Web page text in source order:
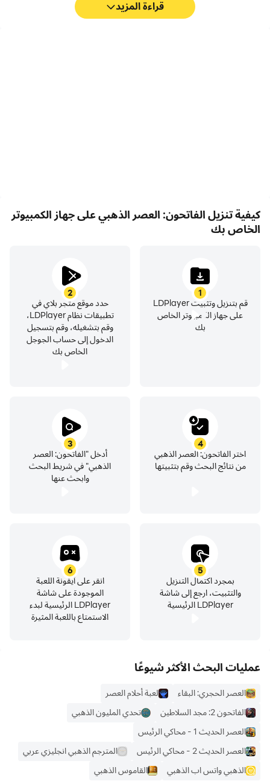
قراءة المزيد
كيفية تنزيل الفاتحون: العصر الذهبي على جهاز الكمبيوتر
الخاص بك
1
قم بتنزيل وتثبيت LDPlayer
على جهاز الكمبيوتر الخاص
بك
2
حدد موقع متجر بلاي في
تطبيقات نظام LDPlayer،
وقم بتشغيله، وقم بتسجيل
الدخول إلى حساب الجوجل
الخاص بك
3
أدخل "الفاتحون: العصر
الذهبي" في شريط البحث
وابحث عنها
4
اختر الفاتحون: العصر الذهبي
من نتائج البحث وقم بتثبيتها
5
بمجرد اكتمال التنزيل
والتثبيت، ارجع إلى شاشة
LDPlayer الرئيسية
6
انقر على أيقونة اللعبة
الموجودة على شاشة
LDPlayer الرئيسية لبدء
الاستمتاع باللعبة المثيرة
عمليات البحث الأكثر شيوعًا
العصر الحجري: البقاء
لعبة أحلام العصر
الفاتحون 2: مجد السلاطين
تحدي المليون الذهبي
العصر الحديث 1 - محاكي الرئيس
العصر الحديث 2 - محاكي الرئيس
المترجم الذهبي انجليزي عربي
الذهبي واتس اب الذهبي
القاموس الذهبي